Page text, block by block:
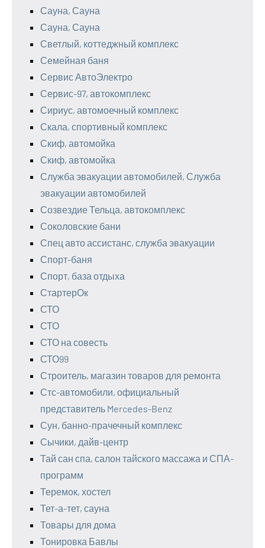
Сауна, Сауна
Сауна, Сауна
Светлый, коттеджный комплекс
Семейная баня
Сервис АвтоЭлектро
Сервис-97, автокомплекс
Сириус, автомоечный комплекс
Скала, спортивный комплекс
Скиф, автомойка
Скиф, автомойка
Служба эвакуации автомобилей, Служба
эвакуации автомобилей
Созвездие Тельца, автокомплекс
Соколовские бани
Спец авто ассистанс, служба эвакуации
Спорт-баня
Спорт, база отдыха
СтартерОк
СТО
СТО
СТО на совесть
СТО99
Строитель, магазин товаров для ремонта
Стс-автомобили, официальный
представитель Mercedes-Benz
Сун, банно-прачечный комплекс
Сычики, дайв-центр
Тай сан спа, салон тайского массажа и СПА-
программ
Теремок, хостел
Тет-а-тет, сауна
Товары для дома
Тонировка Бавлы